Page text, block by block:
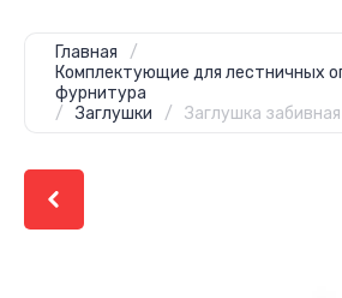
Главная
/
Комплектующие для лестничных
фурнитура
/
Заглушки / Заглушка